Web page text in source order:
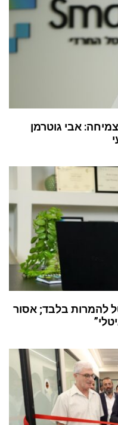
אבי גוטרמן
להמרות בלבד; אסור